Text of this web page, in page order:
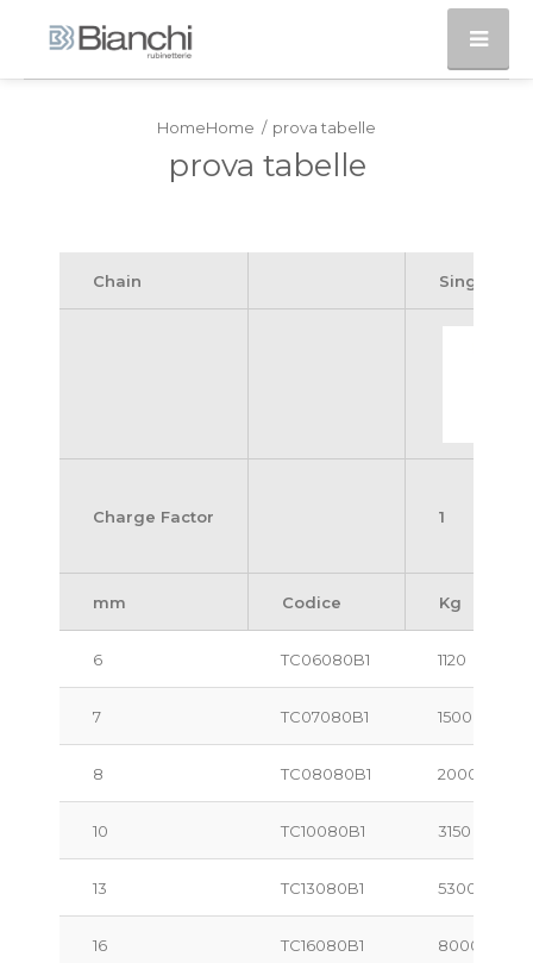
Home prova tabelle
prova tabelle
Chain Single Leg
Charge Factor 1
mm Codice Kg
6 TC06080B1 1120
7 TC07080B1 1500
8 TC08080B1 2000
10 TC10080B1 3150
13 TC13080B1 5300
16 TC16080B1 8000